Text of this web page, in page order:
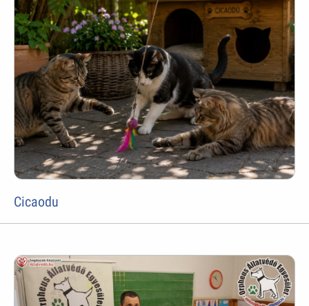
Cicaodu